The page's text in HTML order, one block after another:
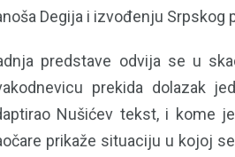
Degija i izvođenju
predstave odvija se u
prekida dolazak
Nušićev tekst, i kome
prikaže situaciju u kojoj